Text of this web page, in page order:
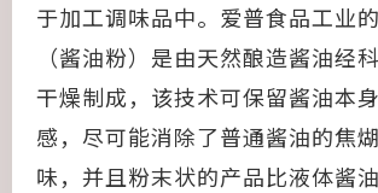
于加工调味品中。爱普食品工业
（酱油粉）是由天然酿造酱油经
干燥制成，该技术可保留酱油本
感，尽可能消除了普通酱油的焦
味，并且粉末状的产品比液体酱